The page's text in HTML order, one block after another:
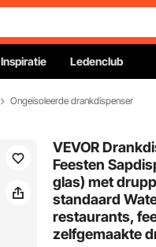
Inspiratie Ledenclub
Ongeïsoleerde drankdispenser
VEVOR
Feesten
glas) met
standaard
restaurants,
zelfgemaakte